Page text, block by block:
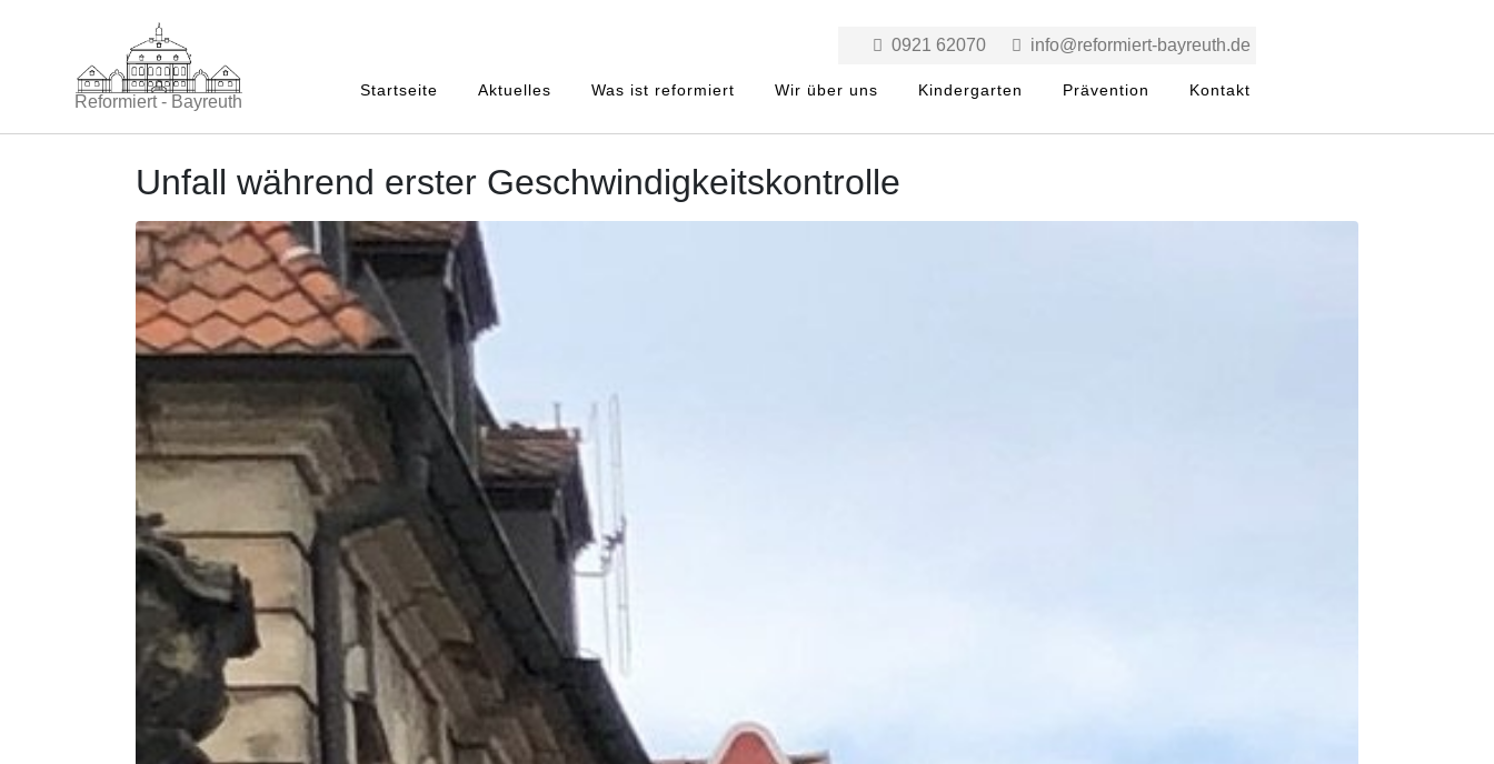
Reformiert - Bayreuth
0921 62070 info@reformiert-bayreuth.de
Startseite Aktuelles Was ist reformiert Wir über uns Kindergarten Prävention Kontakt
Unfall während erster Geschwindigkeitskontrolle